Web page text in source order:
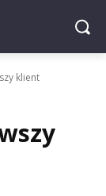
klient